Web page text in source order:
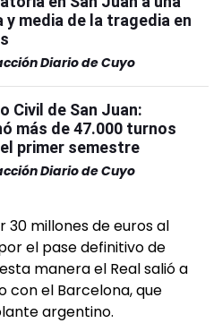
y media de la tragedia en
Diario de Cuyo
Civil de San Juan:
más de 47.000 turnos
primer semestre
Diario de Cuyo
30 millones de euros al
el pase definitivo de
manera el Real salió a
el Barcelona, que
argentino.